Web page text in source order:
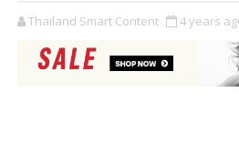
Thailand Smart Content 4 years